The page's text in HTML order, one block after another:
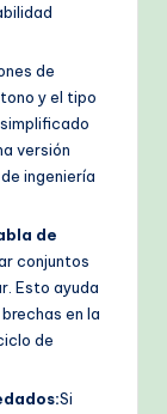
de
y el tipo
versión
ingeniería
de
conjuntos
Esto ayuda
en la
de
Si